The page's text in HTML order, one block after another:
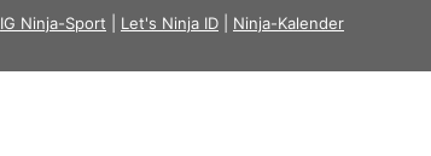
IG Ninja-Sport Let's Ninja ID Ninja-Kalender